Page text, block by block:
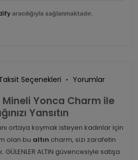
aracılığıyla sağlanmaktadır.
Seçenekleri Yorumlar
Mineli Yonca Charm ile
Yansıtın
ortaya koymak isteyen kadınlar için
olan bu altın charm, sizi zarafetin
ALTIN güvencesiyle satışa